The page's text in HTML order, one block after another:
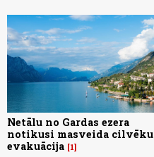
Netālu no Gardas ezera
notikusi masveida cilvēku
evakuācija 1